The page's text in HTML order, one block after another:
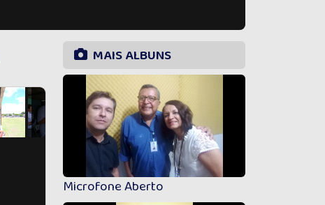
MAIS ALBUNS
Microfone Aberto